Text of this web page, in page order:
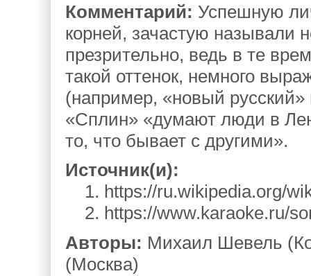
Комментарий: Успешную
корней, зачастую называли
презрительно, ведь в те
такой оттенок, немного
(например, «новый
«Сплин» «думают люди в
то, что бывает с другими».
Источник(и):
1. https://ru.wikipedia.org/
2. https://www.karaoke.ru/
Авторы: Михаил Шевель
(Москва)